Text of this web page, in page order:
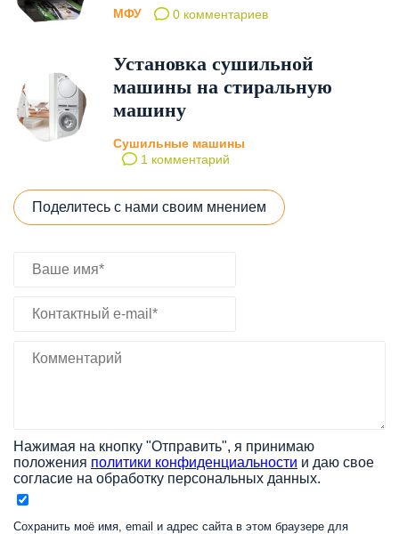
МФУ 0 комментариев
Установка сушильной
машины на стиральную
машину
Сушильные машины
1 комментарий
Поделитесь с нами своим мнением
Нажимая на кнопку "Отправить", я принимаю
положения политики конфиденциальности и даю свое
согласие на обработку персональных данных.
Сохранить моё имя, email и адрес сайта в этом браузере для